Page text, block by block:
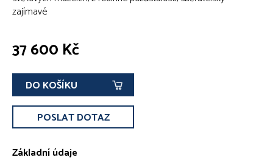
zajímavé
37 600 Kč
DO KOŠÍKU
POSLAT DOTAZ
Základní údaje